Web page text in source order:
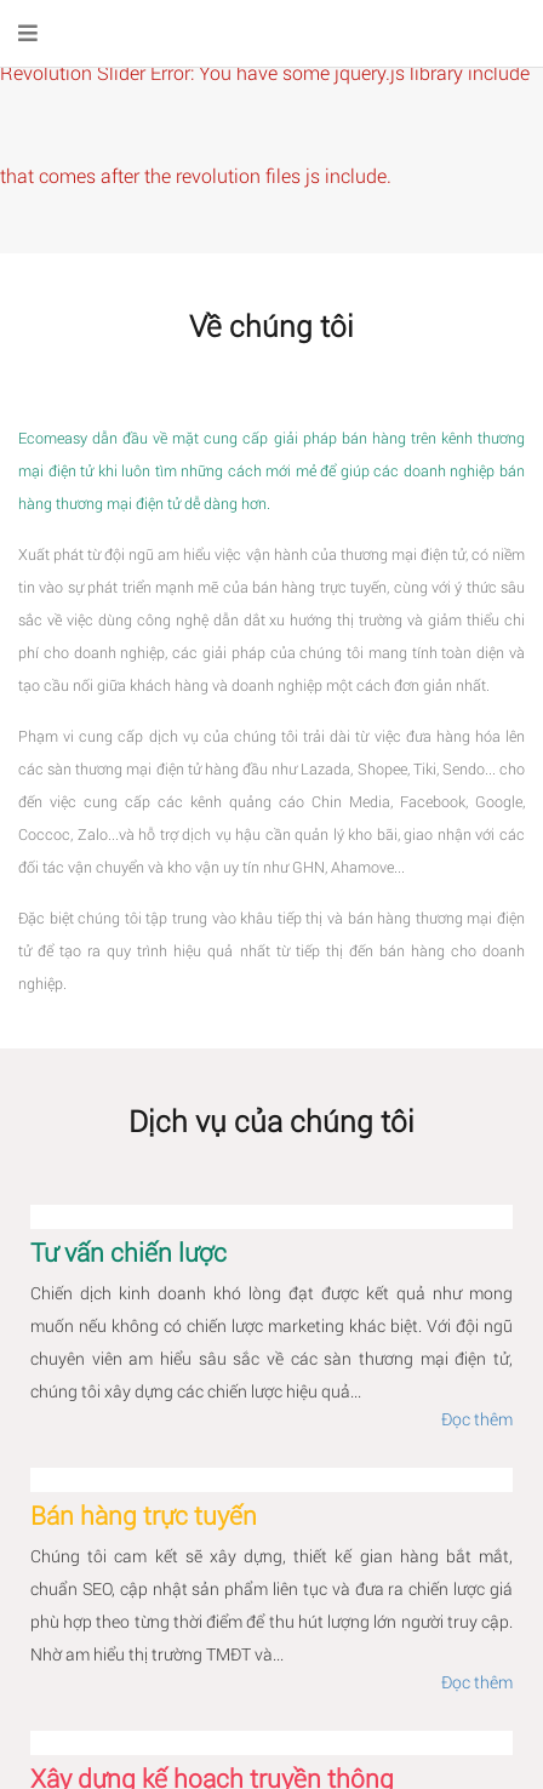
Revolution Slider Error: You have some jquery.js library include
that comes after the revolution files js include.
To fix it you can:
1. In the Slider Settings -> Troubleshooting set option:Put JS
Includes To Bodyoption to true.
Về chúng tôi
Ecomeasy dẫn đầu về mặt cung cấp giải pháp bán hàng trên kênh thương
mại điện tử khi luôn tìm những cách mới mẻ để giúp các doanh nghiệp bán
hàng thương mại điện tử dễ dàng hơn.
Xuất phát từ đội ngũ am hiểu việc vận hành của thương mại điện tử, có niềm
tin vào sự phát triển mạnh mẽ của bán hàng trực tuyến, cùng với ý thức sâu
sắc về việc dùng công nghệ dẫn dắt xu hướng thị trường và giảm thiểu chi
phí cho doanh nghiệp, các giải pháp của chúng tôi mang tính toàn diện và
tạo cầu nối giữa khách hàng và doanh nghiệp một cách đơn giản nhất.
Phạm vi cung cấp dịch vụ của chúng tôi trải dài từ việc đưa hàng hóa lên
các sàn thương mại điện tử hàng đầu như Lazada, Shopee, Tiki, Sendo... cho
đến việc cung cấp các kênh quảng cáo Chin Media, Facebook, Google,
Coccoc, Zalo...và hỗ trợ dịch vụ hậu cần quản lý kho bãi, giao nhận với các
đối tác vận chuyển và kho vận uy tín như GHN, Ahamove...
Đặc biệt chúng tôi tập trung vào khâu tiếp thị và bán hàng thương mại điện
tử để tạo ra quy trình hiệu quả nhất từ tiếp thị đến bán hàng cho doanh
nghiệp.
Dịch vụ của chúng tôi
Tư vấn chiến lược
Chiến dịch kinh doanh khó lòng đạt được kết quả như mong
muốn nếu không có chiến lược marketing khác biệt. Với đội ngũ
chuyên viên am hiểu sâu sắc về các sàn thương mại điện tử,
chúng tôi xây dựng các chiến lược hiệu quả...
Đọc thêm
Bán hàng trực tuyến
Chúng tôi cam kết sẽ xây dựng, thiết kế gian hàng bắt mắt,
chuẩn SEO, cập nhật sản phẩm liên tục và đưa ra chiến lược giá
phù hợp theo từng thời điểm để thu hút lượng lớn người truy cập.
Nhờ am hiểu thị trường TMĐT và...
Đọc thêm
Xây dựng kế hoạch truyền thông